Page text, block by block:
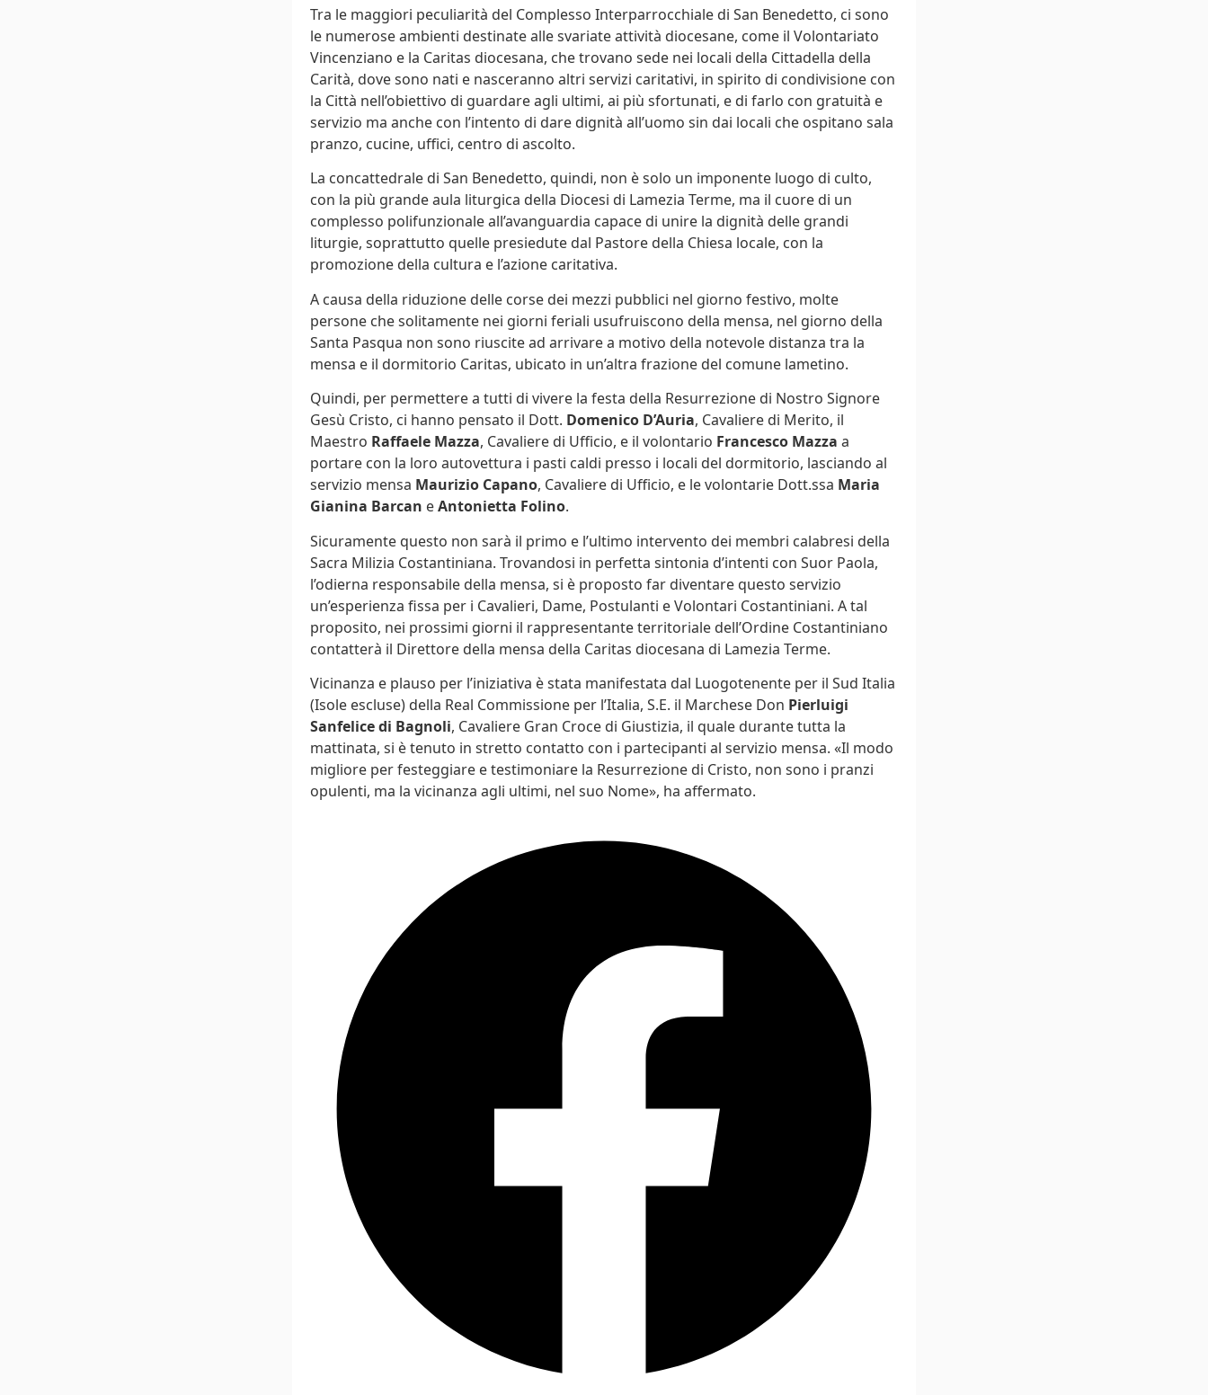
Tra le maggiori peculiarità del Complesso Interparrocchiale di San Benedetto, ci sono
le numerose ambienti destinate alle svariate attività diocesane, come il Volontariato
Vincenziano e la Caritas diocesana, che trovano sede nei locali della Cittadella della
Carità, dove sono nati e nasceranno altri servizi caritativi, in spirito di condivisione con
la Città nell’obiettivo di guardare agli ultimi, ai più sfortunati, e di farlo con gratuità e
servizio ma anche con l’intento di dare dignità all’uomo sin dai locali che ospitano sala
pranzo, cucine, uffici, centro di ascolto.
La concattedrale di San Benedetto, quindi, non è solo un imponente luogo di culto,
con la più grande aula liturgica della Diocesi di Lamezia Terme, ma il cuore di un
complesso polifunzionale all’avanguardia capace di unire la dignità delle grandi
liturgie, soprattutto quelle presiedute dal Pastore della Chiesa locale, con la
promozione della cultura e l’azione caritativa.
A causa della riduzione delle corse dei mezzi pubblici nel giorno festivo, molte
persone che solitamente nei giorni feriali usufruiscono della mensa, nel giorno della
Santa Pasqua non sono riuscite ad arrivare a motivo della notevole distanza tra la
mensa e il dormitorio Caritas, ubicato in un’altra frazione del comune lametino.
Quindi, per permettere a tutti di vivere la festa della Resurrezione di Nostro Signore
Gesù Cristo, ci hanno pensato il Dott. Domenico D’Auria, Cavaliere di Merito, il
Maestro Raffaele Mazza, Cavaliere di Ufficio, e il volontario Francesco Mazza a
portare con la loro autovettura i pasti caldi presso i locali del dormitorio, lasciando al
servizio mensa Maurizio Capano, Cavaliere di Ufficio, e le volontarie Dott.ssa Maria
Gianina Barcan eAntonietta Folino.
Sicuramente questo non sarà il primo e l’ultimo intervento dei membri calabresi della
Sacra Milizia Costantiniana. Trovandosi in perfetta sintonia d’intenti con Suor Paola,
l’odierna responsabile della mensa, si è proposto far diventare questo servizio
un’esperienza fissa per i Cavalieri, Dame, Postulanti e Volontari Costantiniani. A tal
proposito, nei prossimi giorni il rappresentante territoriale dell’Ordine Costantiniano
contatterà il Direttore della mensa della Caritas diocesana di Lamezia Terme.
Vicinanza e plauso per l’iniziativa è stata manifestata dal Luogotenente per il Sud Italia
(Isole escluse) della Real Commissione per l’Italia, S.E. il Marchese Don Pierluigi
Sanfelice di Bagnoli, Cavaliere Gran Croce di Giustizia, il quale durante tutta la
mattinata, si è tenuto in stretto contatto con i partecipanti al servizio mensa. «Il modo
migliore per festeggiare e testimoniare la Resurrezione di Cristo, non sono i pranzi
opulenti, ma la vicinanza agli ultimi, nel suo Nome», ha affermato.